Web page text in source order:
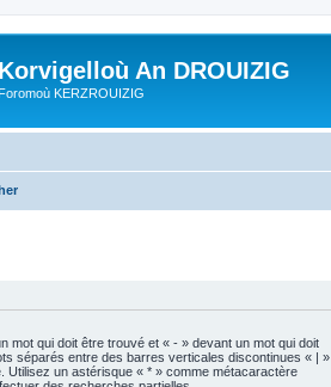
Korvigelloù An DROUIZIG
KERZROUIZIG
mot qui doit être trouvé et « - » devant un mot qui doit
séparés entre des barres verticales discontinues « | »
Utilisez un astérisque « * » comme métacaractère